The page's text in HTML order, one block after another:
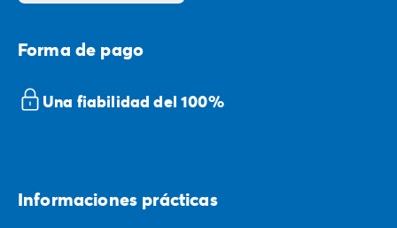
Forma de pago
Una fiabilidad del 100%
Informaciones prácticas